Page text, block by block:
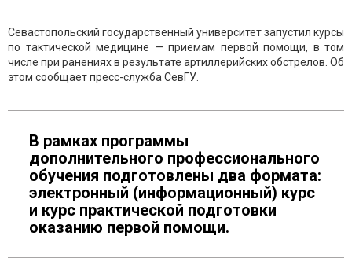
Севастопольский государственный университет запустил курсы
по тактической медицине — приемам первой помощи, в том
числе при ранениях в результате артиллерийских обстрелов. Об
этом сообщает пресс-служба СевГУ.
В рамках программы
дополнительного профессионального
обучения подготовлены два формата:
электронный (информационный) курс
и курс практической подготовки
оказанию первой помощи.